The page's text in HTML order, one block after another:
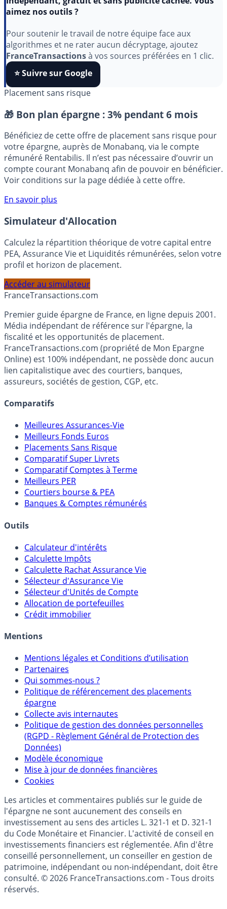
aimez nos outils ?
Pour soutenir le travail de notre équipe face aux
algorithmes et ne rater aucun décryptage, ajoutez
FranceTransactionsà vos sources préférées en 1 clic.
⭐️ Suivre sur Google
Placement sans risque
🎁 Bon plan épargne : 3% pendant 6 mois
Bénéficiez de cette offre de placement sans risque pour
votre épargne, auprès de Monabanq, via le compte
rémunéré Rentabilis. Il n’est pas nécessaire d’ouvrir un
Voir conditions sur la page dédiée à cette offre.
En savoir plus
Simulateur d'Allocation
Calculez la répartition théorique de votre capital entre
profil et horizon de placement.
FranceTransactions.com
Premier guide épargne de France, en ligne depuis 2001.
Média indépendant de référence sur l'épargne, la
fiscalité et les opportunités de placement.
FranceTransactions.com (propriété de Mon Epargne
Online) est 100% indépendant, ne possède donc aucun
assureurs, sociétés de gestion, CGP, etc.
Comparatifs
Meilleures Assurances-Vie
Meilleurs Fonds Euros
Placements Sans Risque
Comparatif Super Livrets
Comparatif Comptes à Terme
Meilleurs PER
Banques & Comptes rémunérés
Outils
Calculateur d'intérêts
Calculette Impôts
Calculette Rachat Assurance Vie
Sélecteur d'Assurance Vie
Sélecteur d'Unités de Compte
Crédit immobilier
Mentions
Mentions légales et Conditions d’utilisation
Partenaires
Qui sommes-nous ?
Politique de référencement des placements
épargne
Collecte avis internautes
Politique de gestion des données personnelles
(RGPD - Règlement Général de Protection des
Données)
Modèle économique
Cookies
Les articles et commentaires publiés sur le guide de
l'épargne ne sont aucunement des conseils en
investissement au sens des articles L. 321-1 et D. 321-1
du Code Monétaire et Financier. L'activité de conseil en
investissements financiers est réglementée. Afin d'être
conseillé personnellement, un conseiller en gestion de
patrimoine, indépendant ou non-indépendant, doit être